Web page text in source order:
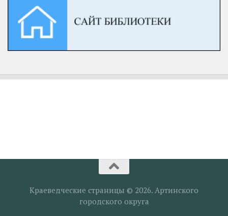
Краеведческие страницы © 2026. Артинского
городского округа